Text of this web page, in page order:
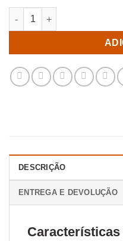
Quantidade de Armário
DESCRIÇÃO
ENTREGA E DEVOLUÇÃO